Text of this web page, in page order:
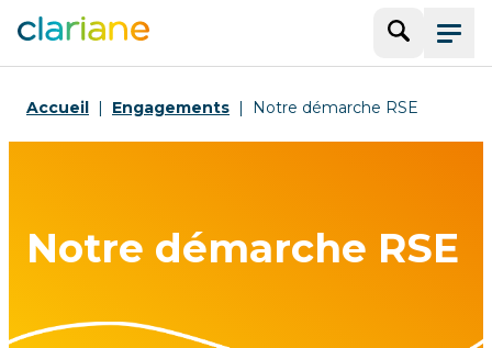
Menu
Accueil Engagements Notre démarche RSE
Notre démarche RSE